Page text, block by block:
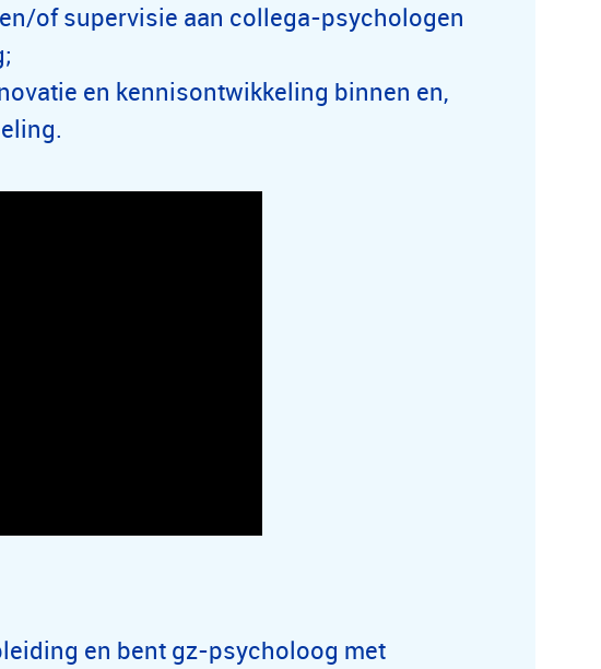
of supervisie aan collega-psychologen
en kennisontwikkeling binnen en,
en bent gz-psycholoog met